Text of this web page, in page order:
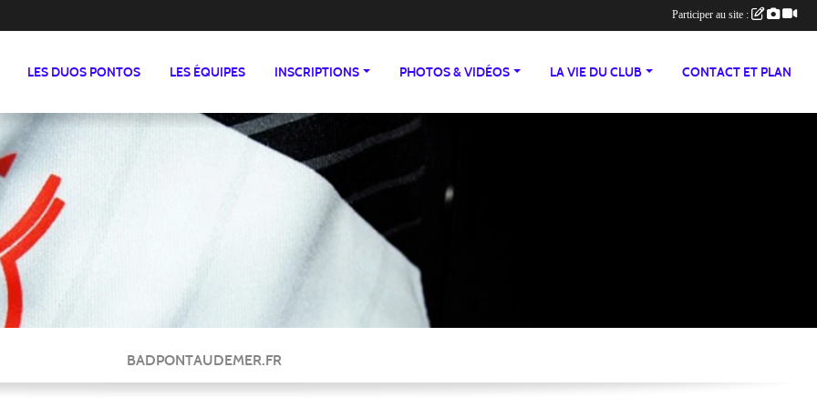
LES DUOS PONTOS LES ÉQUIPES INSCRIPTIONS PHOTOS & VIDÉOS LA VIE DU CLUB CONTACT ET PLAN
BADPONTAUDEMER.FR
Participer au site :